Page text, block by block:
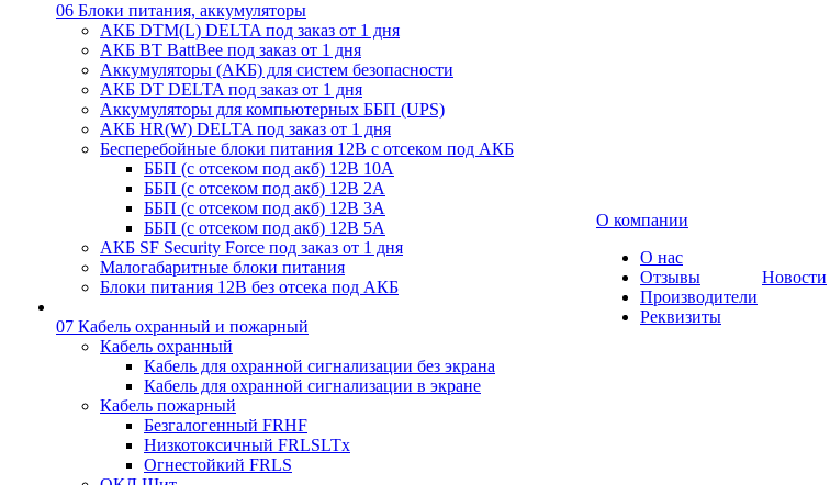
06 Блоки питания, аккумуляторы
АКБ DTM(L) DELTA под заказ от 1 дня
АКБ BT BattBee под заказ от 1 дня
Аккумуляторы (АКБ) для систем безопасности
АКБ DT DELTA под заказ от 1 дня
Аккумуляторы для компьютерных ББП (UPS)
АКБ HR(W) DELTA под заказ от 1 дня
Бесперебойные блоки питания 12В с отсеком под АКБ
ББП (с отсеком под акб) 12В 10А
ББП (с отсеком под акб) 12В 2А
ББП (с отсеком под акб) 12В 3А
ББП (с отсеком под акб) 12В 5А
АКБ SF Security Force под заказ от 1 дня
Малогабаритные блоки питания
Блоки питания 12В без отсека под АКБ
07 Кабель охранный и пожарный
Кабель охранный
Кабель для охранной сигнализации без экрана
Кабель для охранной сигнализации в экране
Кабель пожарный
Безгалогенный FRHF
Низкотоксичный FRLSLTx
Огнестойкий FRLS
О компании
О нас
Отзывы
Производители
Реквизиты
Новости